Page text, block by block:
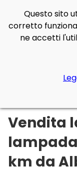
Illuminazione
Vendita
km da
Questo sito
corretto
ne accetti